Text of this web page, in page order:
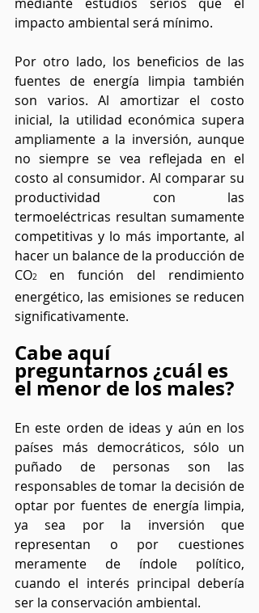
impacto ambiental será mínimo.
Por otro lado, los beneficios de las
fuentes de energía limpia también
son varios. Al amortizar el costo
inicial, la utilidad económica supera
ampliamente a la inversión, aunque
no siempre se vea reflejada en el
costo al consumidor. Al comparar su
productividad con las
termoeléctricas resultan sumamente
competitivas y lo más importante, al
hacer un balance de la producción de
CO2 en función del rendimiento
energético, las emisiones se reducen
significativamente.
Cabe aquí
preguntarnos ¿cuál es
el menor de los males?
En este orden de ideas y aún en los
países más democráticos, sólo un
puñado de personas son las
responsables de tomar la decisión de
optar por fuentes de energía limpia,
ya sea por la inversión que
representan o por cuestiones
meramente de índole político,
cuando el interés principal debería
ser la conservación ambiental.